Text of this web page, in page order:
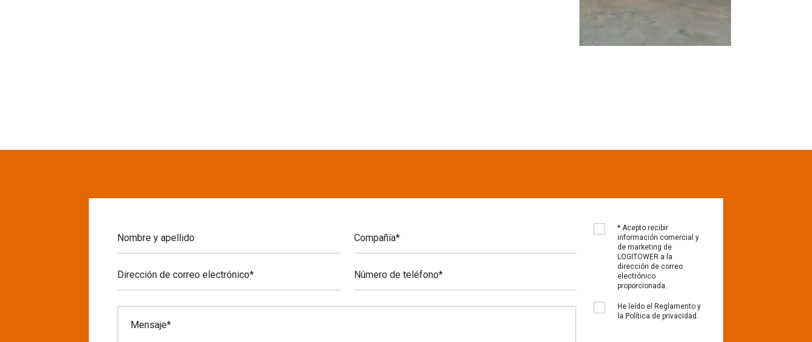
* Acepto recibir
información comercial y
de marketing de
LOGITOWER a la
dirección de correo
electrónico
proporcionada.
He leído el Reglamento y
la Política de privacidad.